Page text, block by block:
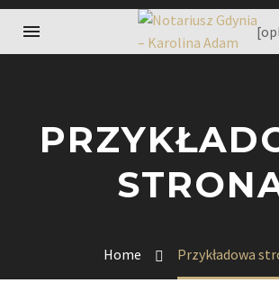
Home Przykładowa